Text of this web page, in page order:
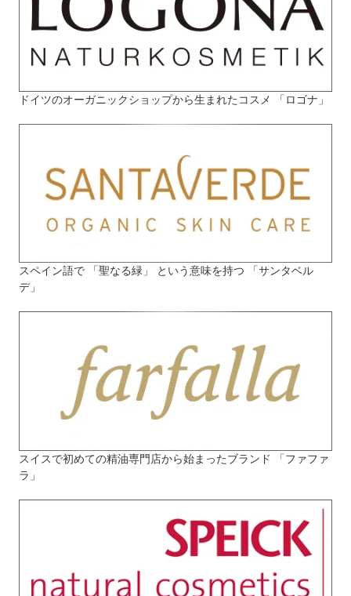
ドイツのオーガニックショップから生まれたコスメ 「ロゴナ」
スペイン語で 「聖なる緑」 という意味を持つ 「サンタベル
デ」
スイスで初めての精油専門店から始まったブランド 「ファファ
ラ」